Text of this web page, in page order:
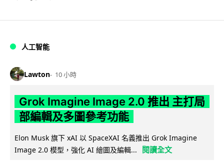
人工智能
Lawton 10 小時
Grok Imagine Image 2.0 推出 主打局
部編輯及多圖參考功能
Elon Musk 旗下 xAI 以 SpaceXAI 名義推出 Grok Imagine
Image 2.0 模型，強化 AI 繪圖及編輯...
閱讀全文